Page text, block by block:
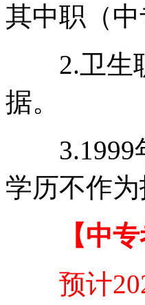
其中职（
2.卫生职
据。
3.1999年
学历不作
【中
预计